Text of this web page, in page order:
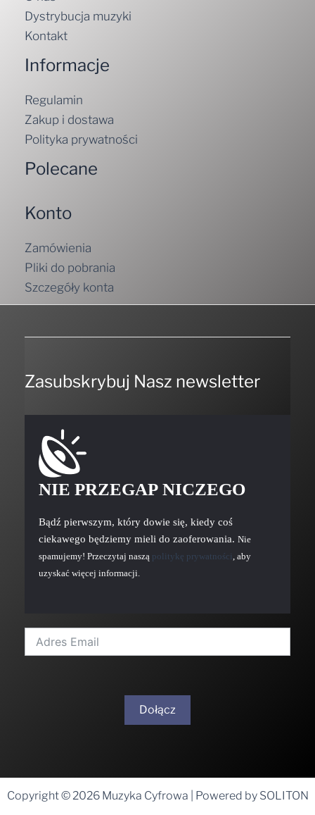
Dystrybucja muzyki
Kontakt
Informacje
Regulamin
Zakup i dostawa
Polityka prywatności
Polecane
Konto
Zamówienia
Pliki do pobrania
Szczegóły konta
Zasubskrybuj Nasz newsletter
NIE PRZEGAP NICZEGO
Bądź pierwszym, który dowie się, kiedy coś
ciekawego będziemy mieli do zaoferowania. Nie
spamujemy! Przeczytaj naszą politykę prywatności , aby
uzyskać więcej informacji.
Dołącz
Copyright © 2026 Muzyka Cyfrowa | Powered by SOLITON